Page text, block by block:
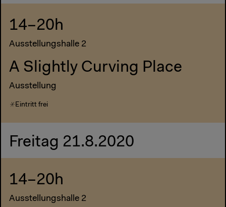
14–20h
Ausstellungshalle 2
A Slightly Curving Place
Ausstellung
Eintritt frei
Freitag 21.8.2020
14–20h
Ausstellungshalle 2